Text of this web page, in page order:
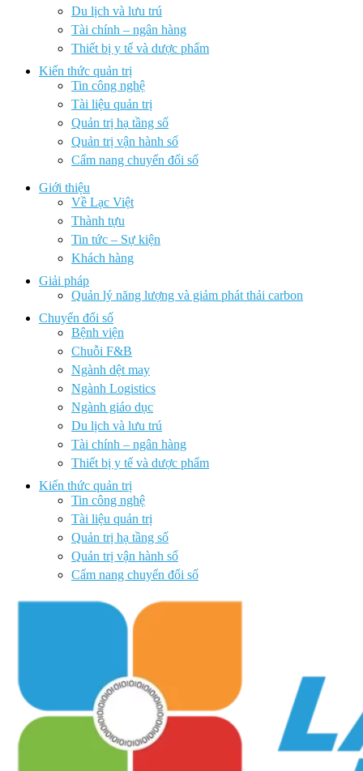
Du lịch và lưu trú
Tài chính – ngân hàng
Thiết bị y tế và dược phẩm
Kiến thức quản trị
Tin công nghệ
Tài liệu quản trị
Quản trị hạ tầng số
Quản trị vận hành số
Cẩm nang chuyển đổi số
Giới thiệu
Về Lạc Việt
Thành tựu
Tin tức – Sự kiện
Khách hàng
Giải pháp
Quản lý năng lượng và giảm phát thải carbon
Chuyển đổi số
Bệnh viện
Chuỗi F&B
Ngành dệt may
Ngành Logistics
Ngành giáo dục
Du lịch và lưu trú
Tài chính – ngân hàng
Thiết bị y tế và dược phẩm
Kiến thức quản trị
Tin công nghệ
Tài liệu quản trị
Quản trị hạ tầng số
Quản trị vận hành số
Cẩm nang chuyển đổi số